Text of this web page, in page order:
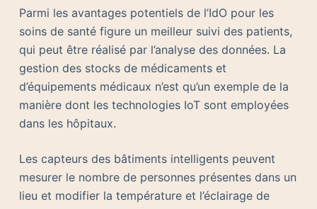
Parmi les avantages potentiels de l’IdO pour les
soins de santé figure un meilleur suivi des patients,
qui peut être réalisé par l’analyse des données. La
gestion des stocks de médicaments et
d’équipements médicaux n’est qu’un exemple de la
manière dont les technologies IoT sont employées
dans les hôpitaux.
Les capteurs des bâtiments intelligents peuvent
mesurer le nombre de personnes présentes dans un
lieu et modifier la température et l’éclairage de